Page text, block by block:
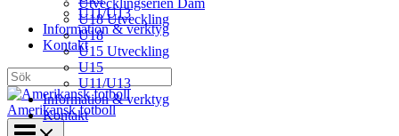
U11/U13
Information & verktyg
Kontakt
Sök
Amerikansk fotboll
Utvecklingserien Dam
U18 Utveckling
U18
U15 Utveckling
U15
U11/U13
Information & verktyg
Kontakt